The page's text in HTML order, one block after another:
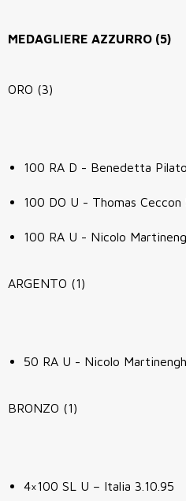
MEDAGLIERE AZZURRO (5)
ORO (3)
100 RA D - Benedetta
100 DO U - Thomas Ceccon
100 RA U - Nicolo
ARGENTO (1)
50 RA U - Nicolo
BRONZO (1)
4×100 SL U – Italia 3.10.95